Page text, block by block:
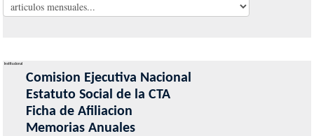
Institucional
Comision Ejecutiva Nacional
Estatuto Social de la CTA
Ficha de Afiliacion
Memorias Anuales